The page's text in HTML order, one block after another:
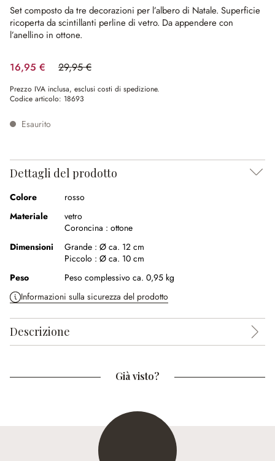
Set composto da tre decorazioni per l’albero di Natale. Superficie
ricoperta da scintillanti perline di vetro. Da appendere con
l’anellino in ottone.
16,95 € 29,95 €
(risparmio 43.41%)
Prezzo IVA inclusa, esclusi costi di spedizione.
Codice articolo: 18693
Esaurito
Dettagli del prodotto
Colore
rosso
Materiale
vetro
Coroncina : ottone
Dimensioni
Grande : Ø ca. 12 cm
Piccolo : Ø ca. 10 cm
Peso
Peso complessivo ca. 0,95 kg
Informazioni sulla sicurezza del prodotto
Descrizione
Già visto?